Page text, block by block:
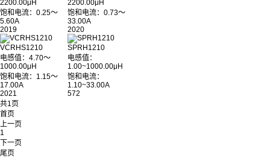
2200.00μH
饱和电流：0.25～
5.60A
2019
2200.00μH
饱和电流：0.73～
33.00A
2020
VCRHS1210
电感值：4.70～
1000.00μH
饱和电流：1.15～
17.00A
2021
SPRH1210
电感值：
1.00~1000.00μH
饱和电流：
1.10~33.00A
572
共1页
首页
上一页
1
下一页
尾页